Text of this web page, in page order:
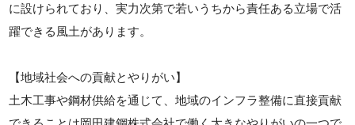
に設けられており、実力次第で若いうちから責任ある立場で活
躍できる風土があります。
【地域社会への貢献とやりがい】
土木工事や鋼材供給を通じて、地域のインフラ整備に直接貢献